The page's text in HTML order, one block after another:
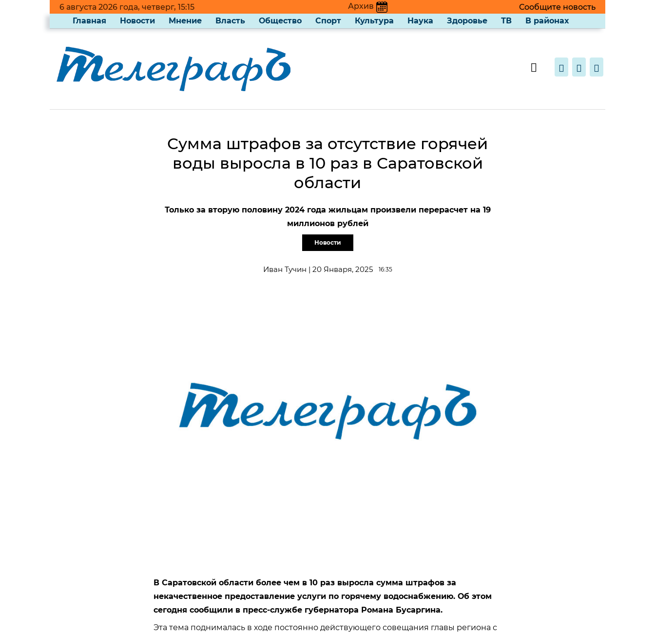
6 августа 2026 года, четверг, 15:15 Архив
Сообщите новость
Главная
Новости Мнение Власть Общество Спорт Культура Наука Здоровье ТВ В районах
Сумма штрафов за отсутствие горячей
воды выросла в 10 раз в Саратовской
области
Только за вторую половину 2024 года жильцам произвели перерасчет на 19
миллионов рублей
Новости
Иван Тучин | 20 Января, 2025 16:35
В Саратовской области более чем в 10 раз выросла сумма штрафов за
некачественное предоставление услуги по горячему водоснабжению. Об этом
сегодня сообщили в пресс-службе губернатора Романа Бусаргина.
Эта тема поднималась в ходе постоянно действующего совещания главы региона с